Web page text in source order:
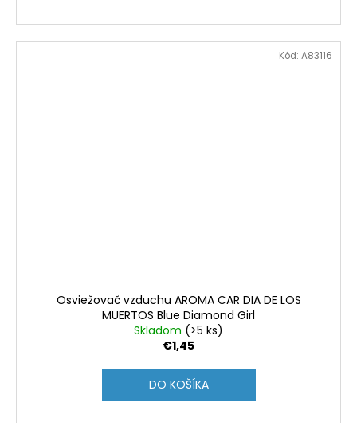
Osviežovač vzduchu AROMA CAR DIA DE LOS
MUERTOS Blue Diamond Girl
Skladom (>5 ks)
€1,45
DO KOŠÍKA
Kód: A83116